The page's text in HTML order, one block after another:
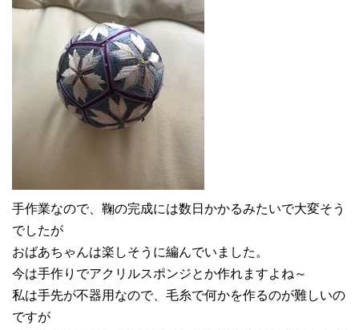
手作業なので、鞠の完成には数日かかるみたいで大変そう
でしたが
おばあちゃんは楽しそうに編んでいました。
今は手作りでアクリルスポンジとか作れますよね～
私は手先が不器用なので、毛糸で何かを作るのが難しいの
ですが